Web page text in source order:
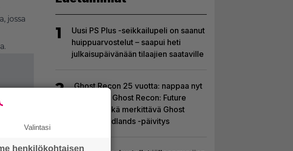
jossa
1
Uusi PS Plus -seikkailupeli on saanut
huippuarvostelut – saapui heti
julkaisupäivänään tilaajien saataville
2
Ghost Recon 25 vuotta: nappaa nyt
ilmaiseksi Ghost Recon: Future
Soldier sekä merkittävä Ghost
Recon Wildlands -päivitys
Valintasi
henkilökohtaisen